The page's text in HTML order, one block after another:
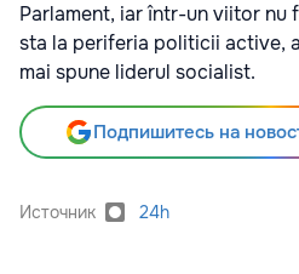
Parlament, iar într-un viitor nu
sta la periferia politicii active,
mai spune liderul socialist.
Подпишитесь на
Источник 24h